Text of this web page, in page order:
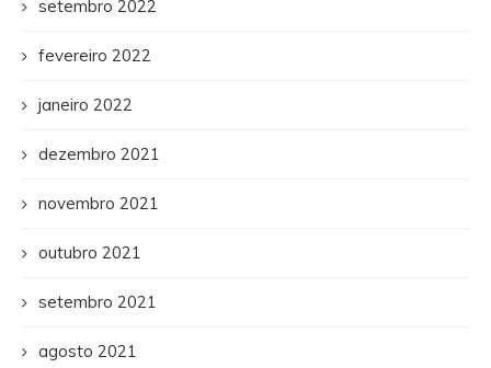
setembro 2022
fevereiro 2022
janeiro 2022
dezembro 2021
novembro 2021
outubro 2021
setembro 2021
agosto 2021